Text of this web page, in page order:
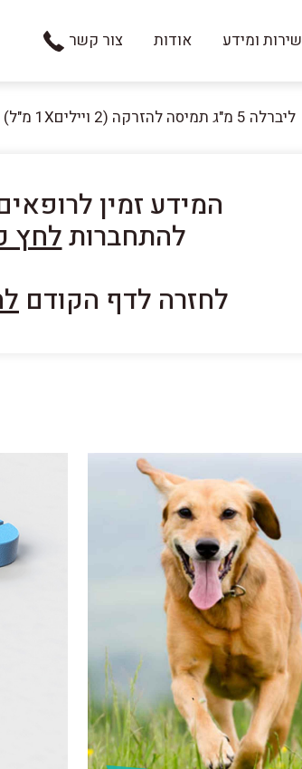
שירות ומידע אודות צור קשר
ליברלה 5 מ"ג תמיסה להזרקה (2 ויילים1X מ"ל) 5-10 ק"ג
המידע זמין
להתחברותלחץ
לחזרה לדף הקודם